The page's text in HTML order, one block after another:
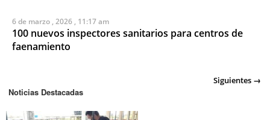
6 de marzo , 2026 , 11:17 am
100 nuevos inspectores sanitarios para centros de
faenamiento
Posts navigation Siguientes →
Noticias Destacadas